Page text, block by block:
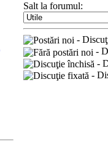
Salt la forumul:
-
-
-
-